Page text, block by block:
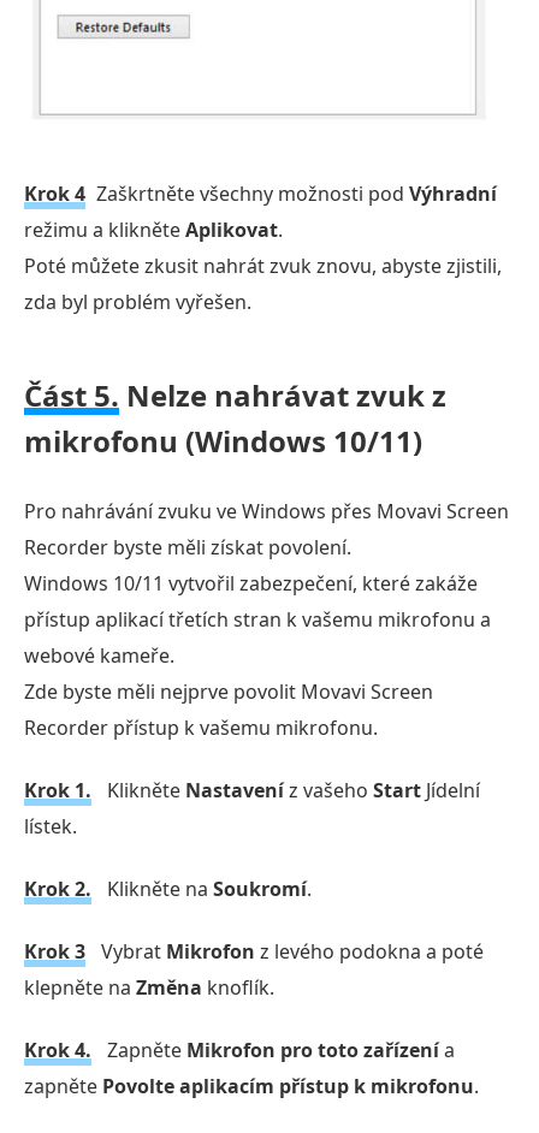
Krok 4 Zaškrtněte všechny možnosti pod Výhradní
režimu a klikněteAplikovat.
Poté můžete zkusit nahrát zvuk znovu, abyste zjistili,
zda byl problém vyřešen.
Část 5. Nelze nahrávat zvuk z
mikrofonu (Windows 10/11)
Pro nahrávání zvuku ve Windows přes Movavi Screen
Recorder byste měli získat povolení.
Windows 10/11 vytvořil zabezpečení, které zakáže
přístup aplikací třetích stran k vašemu mikrofonu a
webové kameře.
Zde byste měli nejprve povolit Movavi Screen
Recorder přístup k vašemu mikrofonu.
Krok 1. Klikněte Nastaveníz vašeho Start Jídelní
lístek.
Krok 2. Klikněte na Soukromí.
Krok 3 Vybrat Mikrofon z levého podokna a poté
klepněte na Změna knoflík.
Krok 4. Zapněte Mikrofon pro toto zařízenía
zapněte Povolte aplikacím přístup k mikrofonu.